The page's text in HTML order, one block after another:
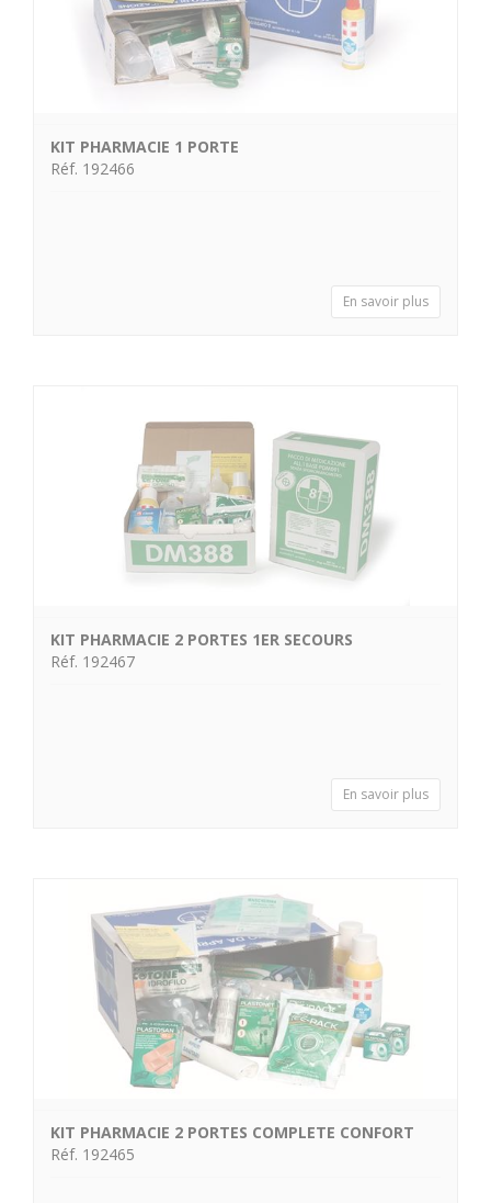
KIT PHARMACIE 1 PORTE
Réf. 192466
En savoir plus
KIT PHARMACIE 2 PORTES 1ER SECOURS
Réf. 192467
En savoir plus
KIT PHARMACIE 2 PORTES COMPLETE CONFORT
Réf. 192465